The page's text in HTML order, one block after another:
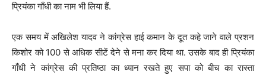
प्रियंका गाँधी का नाम भी लिया हैं.
एक समय में अखिलेश यादव ने कांग्रेस हाई कमान के दूत कहे जाने वाले प्रशन
किशोर को 100 से अधिक सीटें देने से मना कर दिया था. उसके बाद ही प्रियंका
गाँधी ने कांग्रेस की प्रतिष्ठा का ध्यान रखते हुए सपा को बीच का रास्ता